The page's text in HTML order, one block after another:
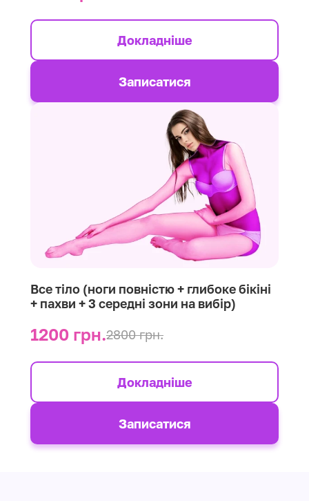
Докладніше
Записатися
Все тіло (ноги повністю + глибоке бікіні
+ пахви + 3 середні зони на вибір)
1200 грн.2800 грн.
Докладніше
Записатися